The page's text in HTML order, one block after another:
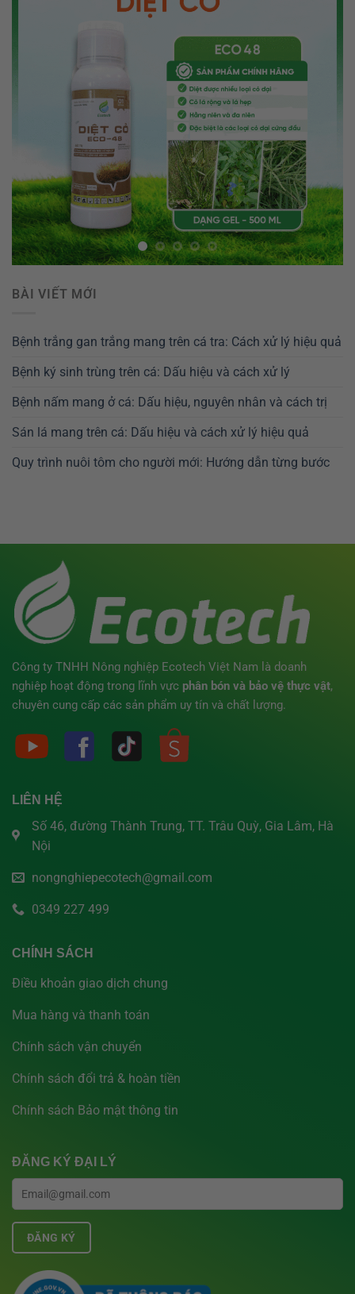
BÀI VIẾT MỚI
Bệnh trắng gan trắng mang trên cá tra: Cách xử lý hiệu quả
Bệnh ký sinh trùng trên cá: Dấu hiệu và cách xử lý
Bệnh nấm mang ở cá: Dấu hiệu, nguyên nhân và cách trị
Sán lá mang trên cá: Dấu hiệu và cách xử lý hiệu quả
Quy trình nuôi tôm cho người mới: Hướng dẫn từng bước
Công ty TNHH Nông nghiệp Ecotech Việt Nam là doanh
nghiệp hoạt động trong lĩnh vực phân bón và bảo vệ thực vật,
chuyên cung cấp các sản phẩm uy tín và chất lượng.
LIÊN HỆ
Số 46, đường Thành Trung, TT. Trâu Quỳ, Gia Lâm, Hà
Nội
nongnghiepecotech@gmail.com
0349 227 499
CHÍNH SÁCH
Điều khoản giao dịch chung
Mua hàng và thanh toán
Chính sách vận chuyển
Chính sách đổi trả & hoàn tiền
Chính sách Bảo mật thông tin
ĐĂNG KÝ ĐẠI LÝ